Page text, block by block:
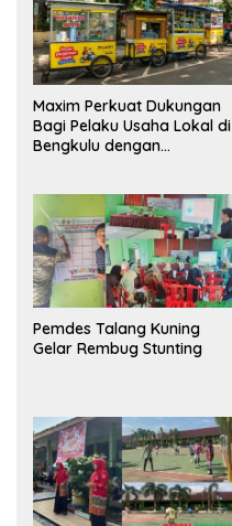
Maxim Perkuat Dukungan
Bagi Pelaku Usaha Lokal di
Bengkulu dengan
Pasar
Pemdes Talang Kuning
Gelar Rembug Stunting